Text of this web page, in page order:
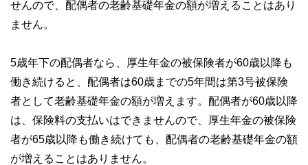
せんので、配偶者の老齢基礎年金の額が増えることはあり
ません。
5歳年下の配偶者なら、厚生年金の被保険者が60歳以降も
働き続けると、配偶者は60歳までの5年間は第3号被保険
者として老齢基礎年金の額が増えます。配偶者が60歳以降
は、保険料の支払いはできませんので、厚生年金の被保険
者が65歳以降も働き続けても、配偶者の老齢基礎年金の額
が増えることはありません。